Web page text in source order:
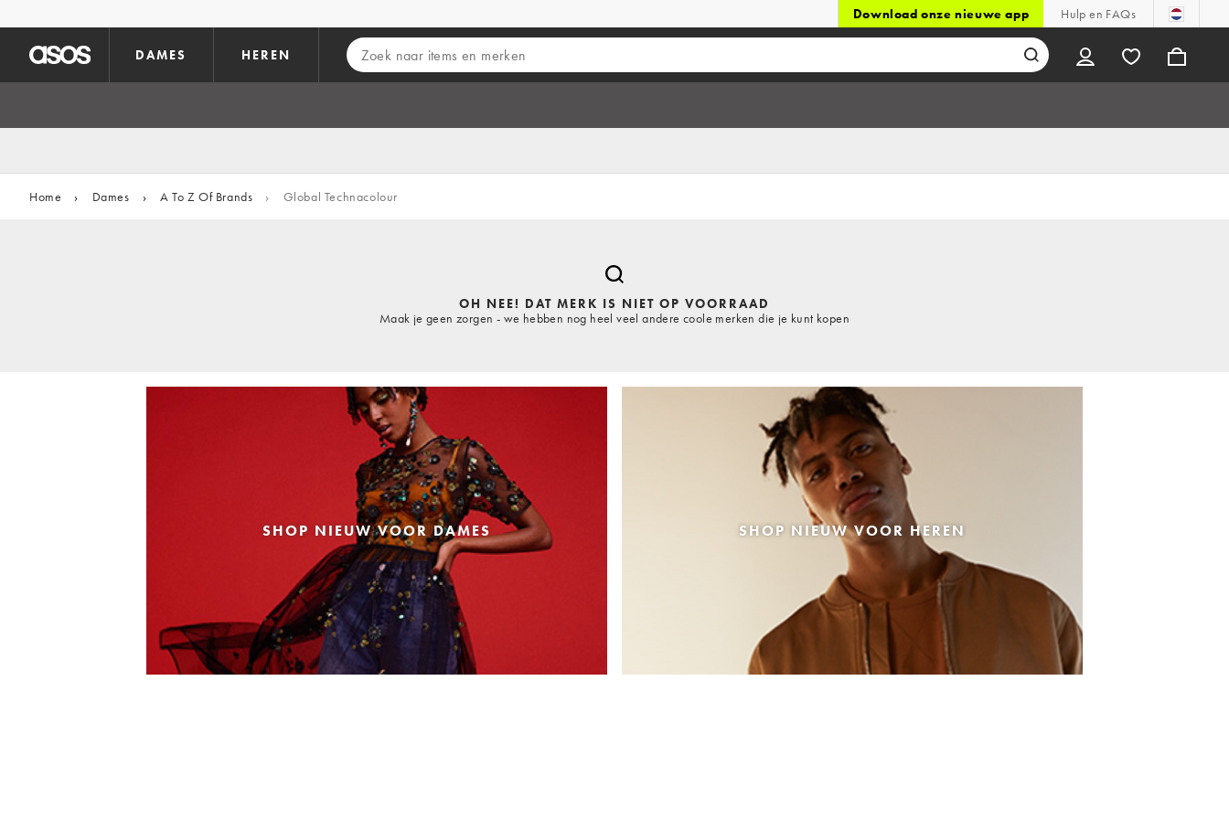
Download onze nieuwe app Hulp en FAQs
DAMES HEREN
Home › Dames › A To Z Of Brands › Global Technacolour
OH NEE! DAT MERK IS NIET OP VOORRAAD
Maak je geen zorgen - we hebben nog heel veel andere coole merken die je kunt kopen
SHOP NIEUW VOOR DAMES SHOP NIEUW VOOR HEREN